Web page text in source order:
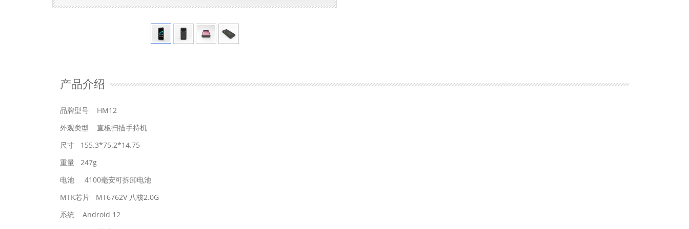
产品介绍
品牌型号 HM12
外观类型 直板扫描手持机
尺寸 155.3*75.2*14.75
重量 247g
电池 4100毫安可拆卸电池
MTK芯片 MT6762V 八核2.0G
系统 Android 12